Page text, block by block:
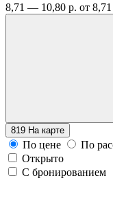
8,71 — 10,80 р. от
819 На карте
По цене
По
Открыто
С бронированием